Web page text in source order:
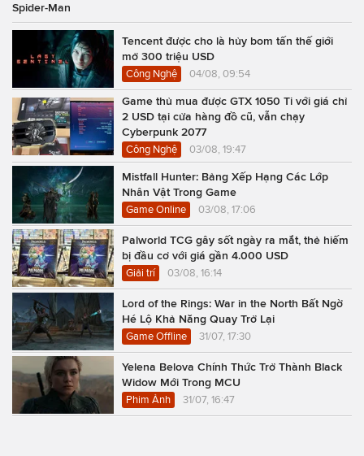
Spider-Man
Tencent được cho là hủy bom tấn thế giới
mở 300 triệu USD
Công Nghệ 04/08, 09:54
Game thủ mua được GTX 1050 Ti với giá chỉ
2 USD tại cửa hàng đồ cũ, vẫn chạy
Cyberpunk 2077
Công Nghệ 03/08, 19:47
Mistfall Hunter: Bảng Xếp Hạng Các Lớp
Nhân Vật Trong Game
Game Online 03/08, 17:06
Palworld TCG gây sốt ngày ra mắt, thẻ hiếm
bị đầu cơ với giá gần 4.000 USD
Giải trí 03/08, 16:14
Lord of the Rings: War in the North Bất Ngờ
Hé Lộ Khả Năng Quay Trở Lại
Game Offline 31/07, 17:30
Yelena Belova Chính Thức Trở Thành Black
Widow Mới Trong MCU
Phim Ảnh 31/07, 16:47